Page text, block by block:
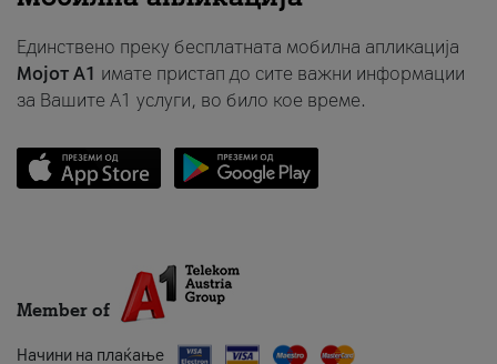
Единствено преку бесплатната мобилна апликација
Мојот A1 имате пристап до сите важни информации
за Вашите A1 услуги, во било кое време.
Member of
Начини на плаќање